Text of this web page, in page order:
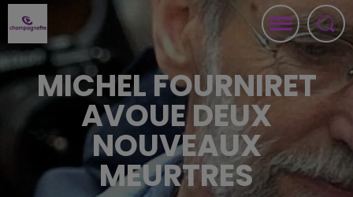
MICHEL FOURNIRET
AVOUE DEUX
NOUVEAUX
MEURTRES